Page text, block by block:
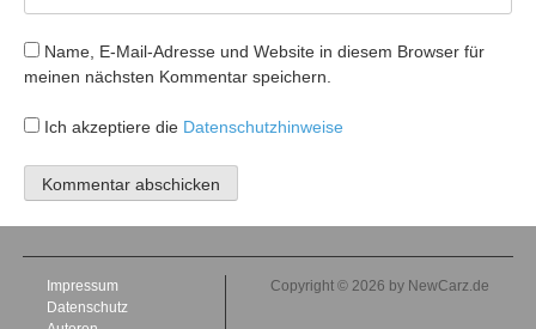
Name, E-Mail-Adresse und Website in diesem Browser für
meinen nächsten Kommentar speichern.
Ich akzeptiere die Datenschutzhinweise
Impressum
Datenschutz
Copyright © 2026 by NewCarz.de